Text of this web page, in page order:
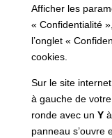
Afficher les
« Confidentialité
l’onglet «
cookies.
Sur le site
à gauche de
ronde avec un Yà
panneau s’ouvre